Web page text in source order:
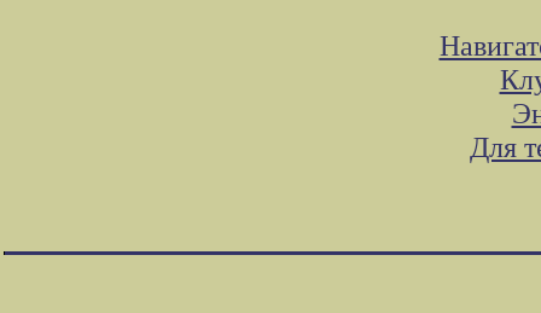
Для